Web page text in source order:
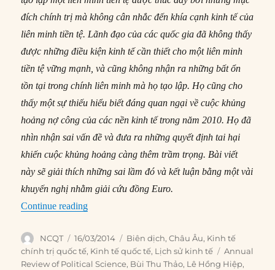
đích chính trị mà không cân nhắc đến khía cạnh kinh tế của
liên minh tiền tệ. Lãnh đạo của các quốc gia đã không thấy
được những điều kiện kinh tế cần thiết cho một liên minh
tiền tệ vững mạnh, và cũng không nhận ra những bất ổn
tồn tại trong chính liên minh mà họ tạo lập. Họ cũng cho
thấy một sự thiếu hiểu biết đáng quan ngại về cuộc khủng
hoảng nợ công của các nền kinh tế trong năm 2010. Họ đã
nhìn nhận sai vấn đề và đưa ra những quyết định tai hại
khiến cuộc khủng hoảng càng thêm trầm trọng. Bài viết
này sẽ giải thích những sai lầm đó và kết luận bằng một vài
khuyến nghị nhằm giải cứu đồng Euro.
Continue reading“#133 – Kinh tế chính trị của đồng Euro”
Author
NCQT
Posted
on
16/03/2014 Categories
Biên dịch,Châu Âu, Kinh tế
chính trị quốc tế, Kinh tế quốc tế, Lịch sử kinh tế Tags
Annual
Review of Political Science, Bùi Thu Thảo, Lê Hồng Hiệp,